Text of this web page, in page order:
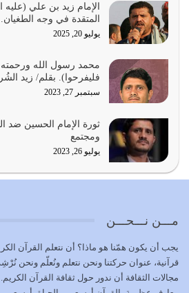
أمة عاجزة عن النهوض…
يوليو 23, 2026
بحبل الله جميعاً وليس كل…
يوليو 22, 2026
يشاء ويذل من يشاء
يوليو 21, 2026
{إِنَّ الدِّينَ عِنْدَ اللَّهِ الْإسْلامُ} الدين
تتحقق الحقوق للجميع
يوليو 18, 2026
الإمام زيد بن علي (عليه
المتقدة في وجه
يوليو 20, 2025
محمد رسول الله ورحمته
فليفرحوا). بقلم/ زيد
سبتمبر 27, 2023
ثورة الإمام الحسين ضد
ومجتمع
يوليو 26, 2023
مـــن نـــحـــن
يجب أن يكون همّنا هو ماذا؟ أن نتعلم القرآن
قرآنية، عنوان حركتنا ونحن نتعلم ونُعلّم ونحن
مجالات الثقافة أن ندور حول ثقافة القرآن